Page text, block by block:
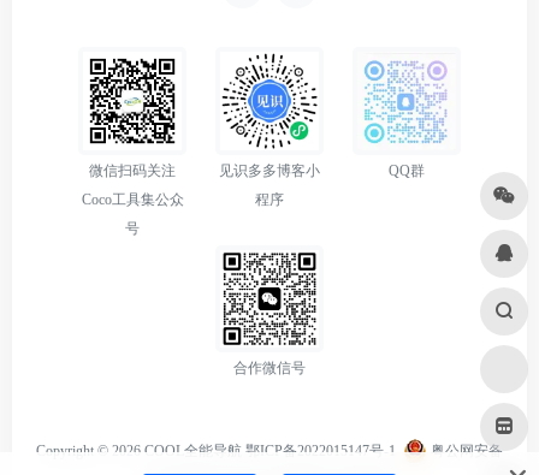
微信扫码关注
Coco工具集公众
号
见识多多博客小
程序
QQ群
合作微信号
Copyright © 2026 COOL全能导航 鄂ICP备2022015147号-1
粤公网安备